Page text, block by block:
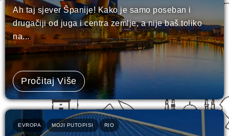
Ah taj sjever Španije! Kako je samo poseban i
drugačiji od juga i centra zemlje, a nije baš toliko
na...
Pročitaj Više
EVROPA MOJI PUTOPISI RIO